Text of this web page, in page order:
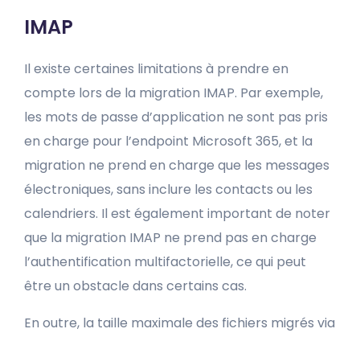
IMAP
Il existe certaines limitations à prendre en
compte lors de la migration IMAP. Par exemple,
les mots de passe d’application ne sont pas pris
en charge pour l’endpoint Microsoft 365, et la
migration ne prend en charge que les messages
électroniques, sans inclure les contacts ou les
calendriers. Il est également important de noter
que la migration IMAP ne prend pas en charge
l’authentification multifactorielle, ce qui peut
être un obstacle dans certains cas.
En outre, la taille maximale des fichiers migrés via